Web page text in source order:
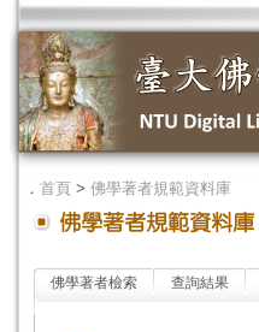
． 首頁 > 佛學著者規範資料庫
佛學著者檢索 查詢結果